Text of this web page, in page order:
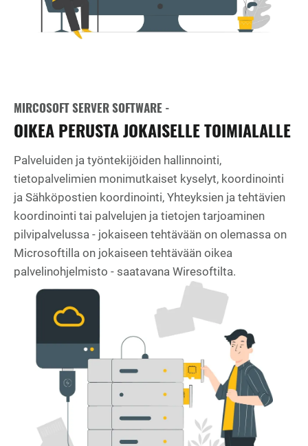
MIRCOSOFT SERVER SOFTWARE -
OIKEA PERUSTA JOKAISELLE TOIMIALALLE
Palveluiden ja työntekijöiden hallinnointi,
tietopalvelimien monimutkaiset kyselyt, koordinointi
ja Sähköpostien koordinointi, Yhteyksien ja tehtävien
koordinointi tai palvelujen ja tietojen tarjoaminen
pilvipalvelussa - jokaiseen tehtävään on olemassa on
Microsoftilla on jokaiseen tehtävään oikea
palvelinohjelmisto - saatavana Wiresoftilta.